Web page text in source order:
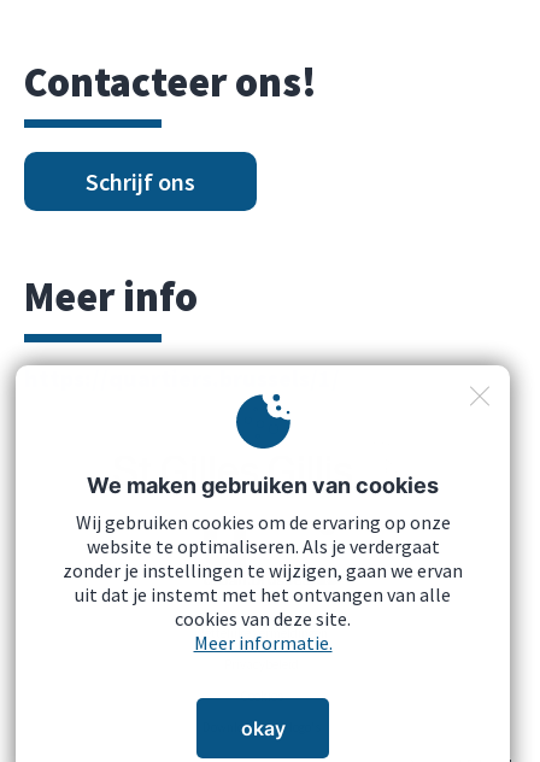
Contacteer ons!
Schrijf ons
Meer info
Wettelijke vermeldingen
Cookies
Download onze logo's
We maken gebruiken van cookies
Wij gebruiken cookies om de ervaring op onze
website te optimaliseren. Als je verdergaat
zonder je instellingen te wijzigen, gaan we ervan
uit dat je instemt met het ontvangen van alle
cookies van deze site.
Meer informatie.
okay